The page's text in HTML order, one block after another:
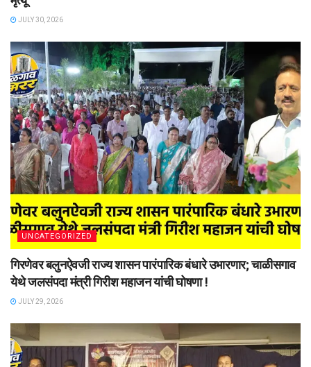
JULY 30, 2026
UNCATEGORIZED
गिरणेवर बलुनऐवजी राज्य शासन पारंपारिक बंधारे उभारणार; चाळीसगाव
येथे जलसंपदा मंत्री गिरीश महाजन यांची घोषणा !
JULY 29, 2026